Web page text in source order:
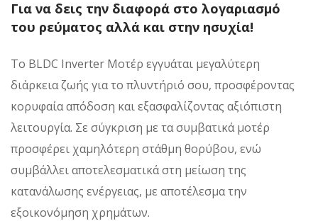
Για να δεις την διαφορά στο λογαριασμό
του ρεύματος αλλά και στην ησυχία!
Το BLDC Inverter Μοτέρ εγγυάται μεγαλύτερη
διάρκεια ζωής για το πλυντήριό σου, προσφέροντας
κορυφαία απόδοση και εξασφαλίζoντας αξιόπιστη
λειτουργία. Σε σύγκριση με τα συμβατικά μοτέρ
προσφέρει χαμηλότερη στάθμη θορύβου, ενώ
συμβάλλει αποτελεσματικά στη μείωση της
κατανάλωσης ενέργειας, με αποτέλεσμα την
εξοικονόμηση χρημάτων.